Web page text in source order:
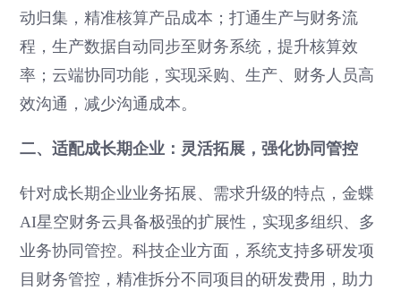
动归集，精准核算产品成本；打通生产与财务流
程，生产数据自动同步至财务系统，提升核算效
率；云端协同功能，实现采购、生产、财务人员高
效沟通，减少沟通成本。
二、适配成长期企业：灵活拓展，强化协同管控
针对成长期企业业务拓展、需求升级的特点，金蝶
AI星空财务云具备极强的扩展性，实现多组织、多
业务协同管控。科技企业方面，系统支持多研发项
目财务管控，精准拆分不同项目的研发费用，助力